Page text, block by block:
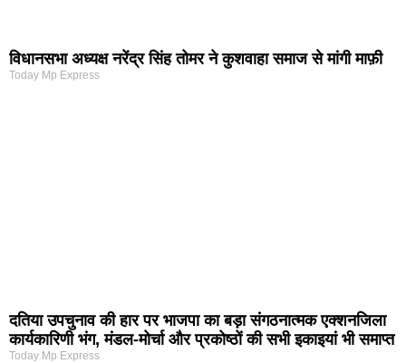
विधानसभा अध्यक्ष नरेंद्र सिंह तोमर ने कुशवाहा समाज से मांगी माफ़ी
Today Mp Express
दतिया उपचुनाव की हार पर भाजपा का बड़ा संगठनात्मक एक्शनजिला
कार्यकारिणी भंग, मंडल-मोर्चा और प्रकोष्ठों की सभी इकाइयां भी समाप्त
Today Mp Express